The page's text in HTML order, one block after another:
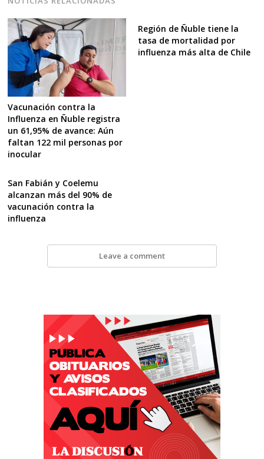
Vacunación contra la
Influenza en Ñuble registra
un 61,95% de avance: Aún
faltan 122 mil personas por
inocular
Región de Ñuble tiene la
tasa de mortalidad por
influenza más alta de Chile
San Fabián y Coelemu
alcanzan más del 90% de
vacunación contra la
influenza
Leave a comment